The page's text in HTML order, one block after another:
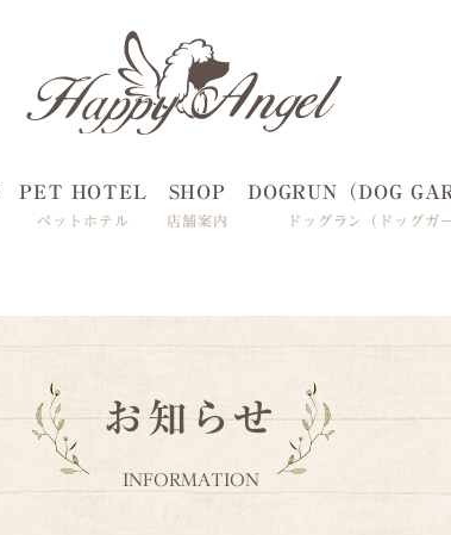
PET HOTEL
ペットホテル
SHOP
店舗案内
DOGRUN（DOG
ドッグラン（ドッグガ
お知らせ
INFORMATION